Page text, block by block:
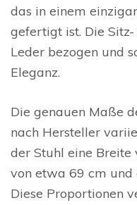
das in einem
gefertigt ist. Die
Leder bezogen und
Eleganz.
Die genauen Maße
nach Hersteller
der Stuhl eine Breite
von etwa 69 cm und
Diese Proportionen